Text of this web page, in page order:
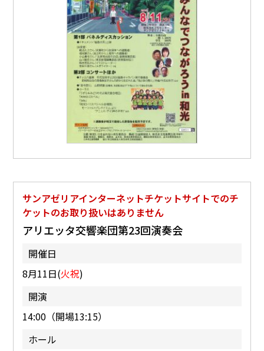
サンアゼリアインターネットチケットサイトでのチ
ケットのお取り扱いはありません
アリエッタ交響楽団第23回演奏会
開催日
8月11日(火祝)
開演
14:00（開場13:15）
ホール